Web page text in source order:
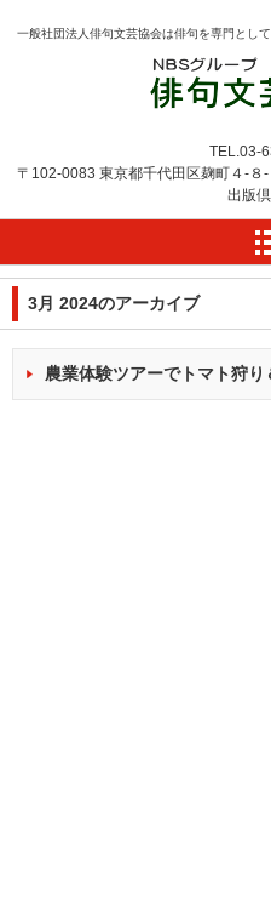
一般社団法人俳句文芸協会は俳句を専門とし
TEL.03-
〒102-0083 東京都千代田区麹町４-８-
出版
3月 2024のアーカイブ
農業体験ツアーでトマト狩り